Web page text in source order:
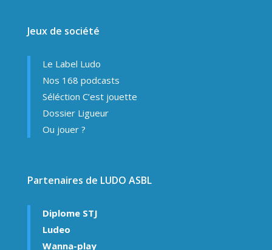
Jeux de société
Le Label Ludo
Nos 168 podcasts
Séléction C’est jouette
Dossier Ligueur
Ou jouer ?
Partenaires de LUDO ASBL
Diplome STJ
Ludeo
Wanna-play